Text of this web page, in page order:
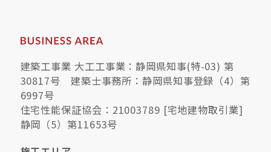
建築工事業 大工工事業：静岡県知事(特-03) 第
30817号 建築士事務所：静岡県知事登録（4）第
6997号
住宅性能保証協会：21003789 [宅地建物取引業]
静岡（5）第11653号